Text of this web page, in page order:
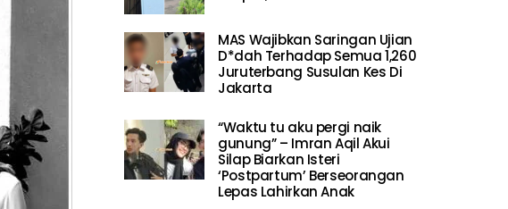
MAS Wajibkan Saringan Ujian
D*dah Terhadap Semua 1,260
Juruterbang Susulan Kes Di
Jakarta
“Waktu tu aku pergi naik
gunung” – Imran Aqil Akui
Silap Biarkan Isteri
‘Postpartum’ Berseorangan
Lepas Lahirkan Anak